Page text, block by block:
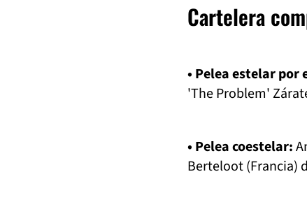
Cartelera
• Pelea estelar por
'The Problem'
• Pelea coestelar:
Berteloot (Francia)